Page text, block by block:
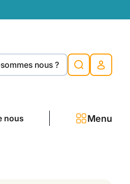
nous ?
nous Menu